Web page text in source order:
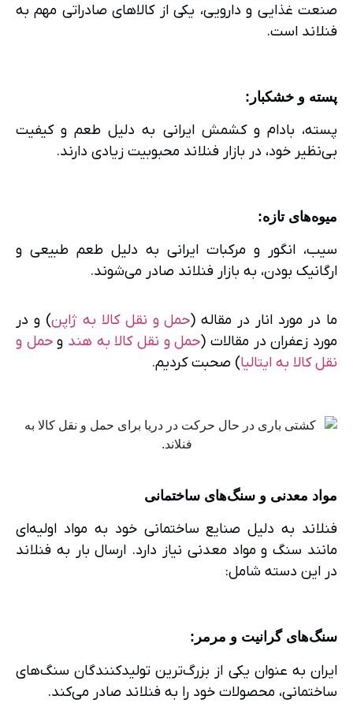
صنعت غذایی و دارویی، یکی از کالاهای صادراتی مهم به
فنلاند است.
پسته و خشکبار :
پسته، بادام و کشمش ایرانی به دلیل طعم و کیفیت
بی‌نظیر خود، در بازار فنلاند محبوبیت زیادی دارند.
میوه‌های تازه:
سیب، انگور و مرکبات ایرانی به دلیل طعم طبیعی و
ارگانیک بودن، به بازار فنلاند صادر می‌شوند.
ما در مورد انار در مقاله (حمل و نقل کالا به ژاپن) و در
مورد زعفران در مقالات (حمل و نقل کالا به هند وحمل و
نقل کالا به ایتالیا) صحبت کردیم.
مواد معدنی و سنگ‌های ساختمانی
فنلاند به دلیل صنایع ساختمانی خود به مواد اولیه‌ای
مانند سنگ و مواد معدنی نیاز دارد. ارسال بار به فنلاند
در این دسته شامل:
سنگ‌های گرانیت و مرمر :
ایران به عنوان یکی از بزرگ‌ترین تولیدکنندگان سنگ‌های
ساختمانی، محصولات خود را به فنلاند صادر می‌کند.